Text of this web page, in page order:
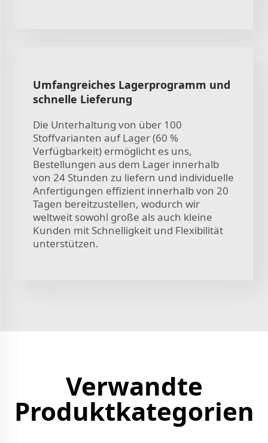
Umfangreiches Lagerprogramm und
schnelle Lieferung
Die Unterhaltung von über 100
Stoffvarianten auf Lager (60 %
Verfügbarkeit) ermöglicht es uns,
Bestellungen aus dem Lager innerhalb
von 24 Stunden zu liefern und individuelle
Anfertigungen effizient innerhalb von 20
Tagen bereitzustellen, wodurch wir
weltweit sowohl große als auch kleine
Kunden mit Schnelligkeit und Flexibilität
unterstützen.
Verwandte
Produktkategorien